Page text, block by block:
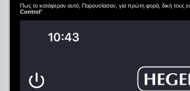
Πως το κατάφεραν αυτό; Παρουσίασαν, για πρώτη φορά, δική τους
Control”